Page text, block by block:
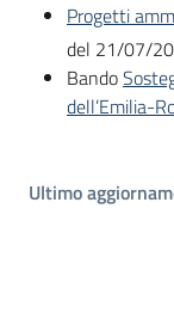
Progetti
del 21/07/
Bando
dell’Emilia-
Ultimo